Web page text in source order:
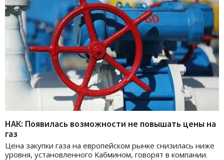
НАК: Появилась возможности не повышать цены на
газ
Цена закупки газа на европейском рынке снизилась ниже
уровня, установленного Кабмином, говорят в компании.